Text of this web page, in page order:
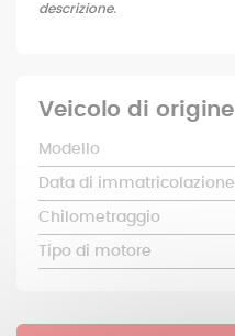
descrizione.
Veicolo di origine
Modello
Data di immatricolazione
Chilometraggio
Tipo di motore